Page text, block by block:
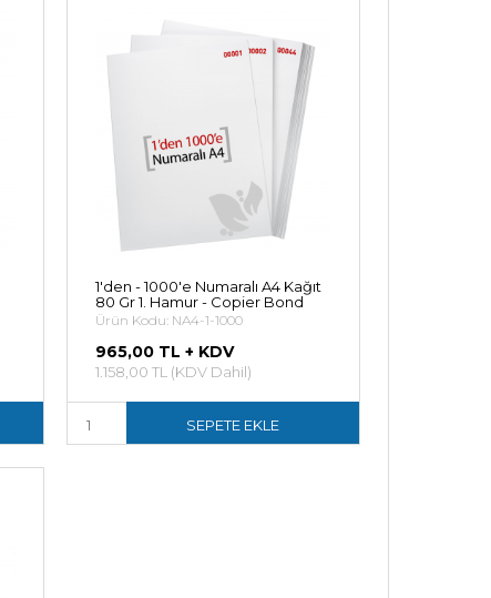
1'den - 1000'e Numaralı A4 Kağıt
80 Gr 1. Hamur - Copier Bond
Ürün Kodu: NA4-1-1000
965,00 TL + KDV
1.158,00 TL (KDV Dahil)
SEPETE EKLE